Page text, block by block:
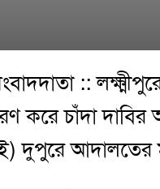
::
করে চাঁদা
দুপুরে আদালতের